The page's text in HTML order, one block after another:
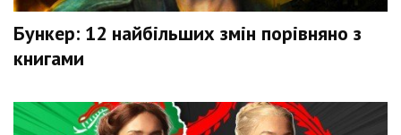
Бункер: 12 найбільших змін порівняно з
книгами